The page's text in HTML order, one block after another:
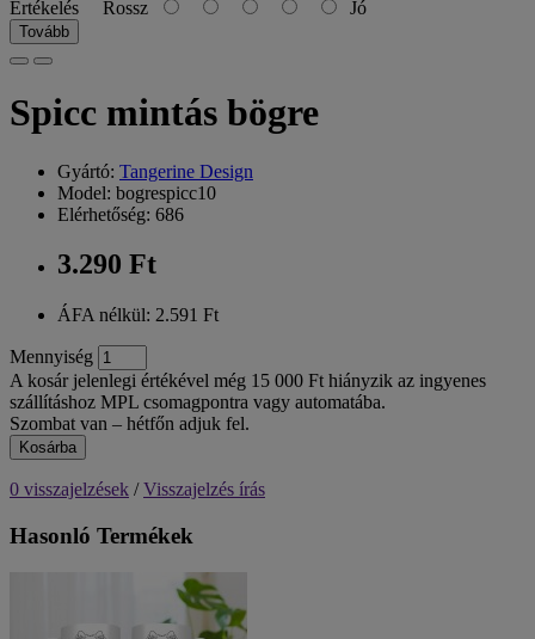
Értékelés Rossz Jó
Tovább
Spicc mintás bögre
Gyártó: Tangerine Design
Model: bogrespicc10
Elérhetőség: 686
3.290 Ft
ÁFA nélkül: 2.591 Ft
Mennyiség
A kosár jelenlegi értékével még 15 000 Ft hiányzik az ingyenes
szállításhoz MPL csomagpontra vagy automatába.
Szombat van – hétfőn adjuk fel.
Kosárba
0 visszajelzések /Visszajelzés írás
Hasonló Termékek